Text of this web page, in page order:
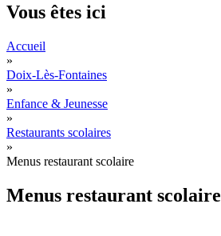
Vous êtes ici
Accueil
»
Doix-Lès-Fontaines
»
Enfance & Jeunesse
»
Restaurants scolaires
»
Menus restaurant scolaire
Menus restaurant scolaire